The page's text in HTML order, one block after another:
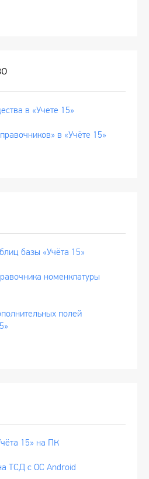
в «Учете 15»
в «Учёте 15»
базы «Учёта 15»
номенклатуры
полей
15» на ПК
ТСД с ОС Android